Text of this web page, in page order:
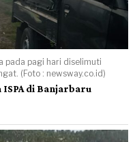
pada pagi hari diselimuti
(Foto : newsway.co.id)
di Banjarbaru